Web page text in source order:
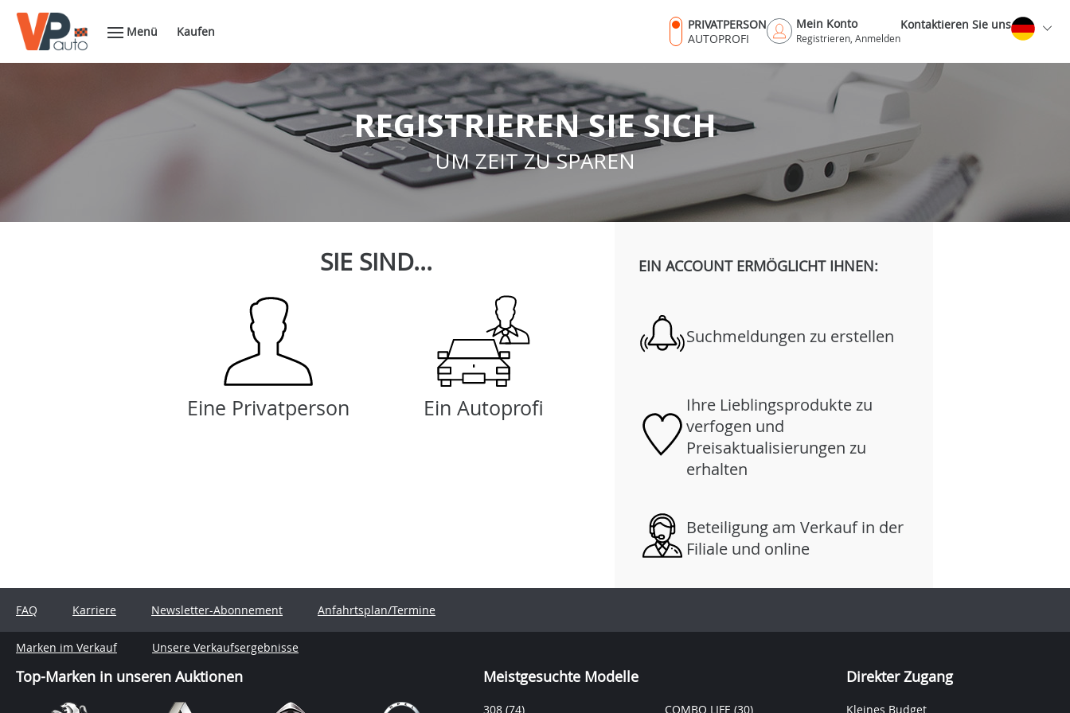
Menü Kaufen
PRIVATPERSON
AUTOPROFI
Mein Konto
Registrieren, Anmelden
Kontaktieren Sie uns
REGISTRIEREN SIE SICH
UM ZEIT ZU SPAREN
SIE SIND...
Eine Privatperson Ein Autoprofi
EIN ACCOUNT ERMÖGLICHT IHNEN:
Suchmeldungen zu erstellen
Ihre Lieblingsprodukte zu
verfogen und
Preisaktualisierungen zu
erhalten
Beteiligung am Verkauf in der
Filiale und online
FAQ Karriere Newsletter-Abonnement Anfahrtsplan/Termine
Marken im Verkauf Unsere Verkaufsergebnisse
Top-Marken in unseren Auktionen Meistgesuchte Modelle
308 (74) COMBO LIFE (30)
Direkter Zugang
Kleines Budget